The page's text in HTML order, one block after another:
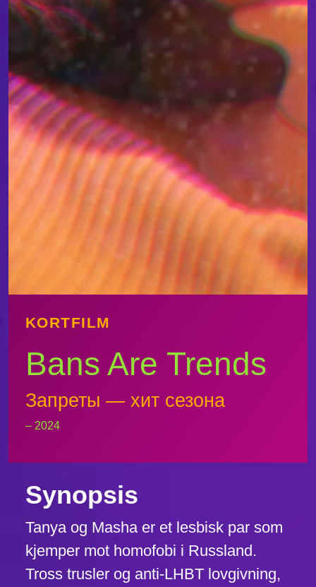
KORTFILM
Bans Are Trends
Запреты — хит сезона
– 2024
Synopsis
Tanya og Masha er et lesbisk par som
kjemper mot homofobi i Russland.
Tross trusler og anti-LHBT lovgivning,